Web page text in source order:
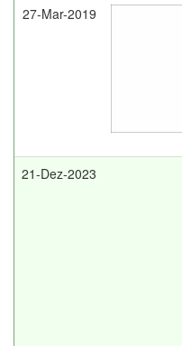
27-Mar-2019
21-Dez-2023